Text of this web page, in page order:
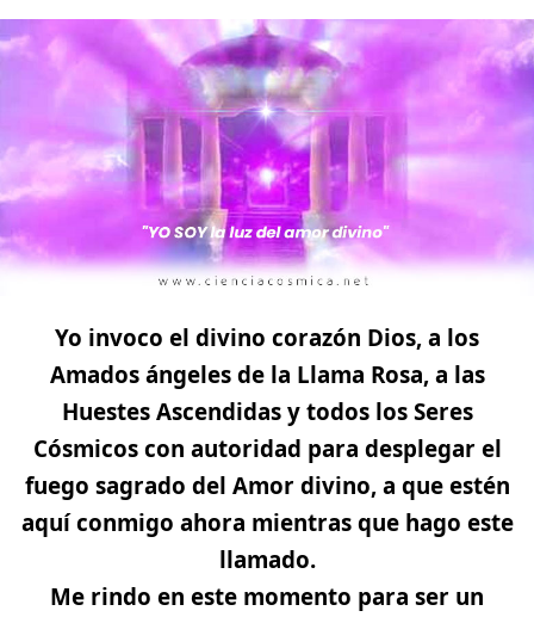
Yo invoco el divino corazón Dios, a los
Amadosángelesde la Llama Rosa, a las
Huestes Ascendidas y todos los Seres
Cósmicoscon autoridad para desplegar el
fuego sagrado del Amor divino, a que estén
aquí conmigo ahora mientras que hago este
llamado.
Me rindo en este momento para ser un